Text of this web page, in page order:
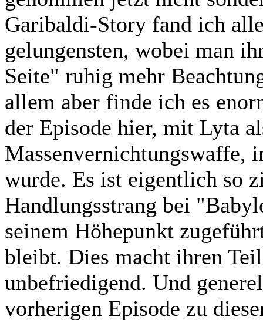
Garibaldi-Story fand ich
gelungensten, wobei man
Seite" ruhig mehr
allem aber finde ich es
der Episode hier, mit Lyta
Massenvernichtungswaffe,
wurde. Es ist eigentlich so
Handlungsstrang bei
seinem Höhepunkt
bleibt. Dies macht ihren
unbefriedigend. Und
vorherigen Episode zu